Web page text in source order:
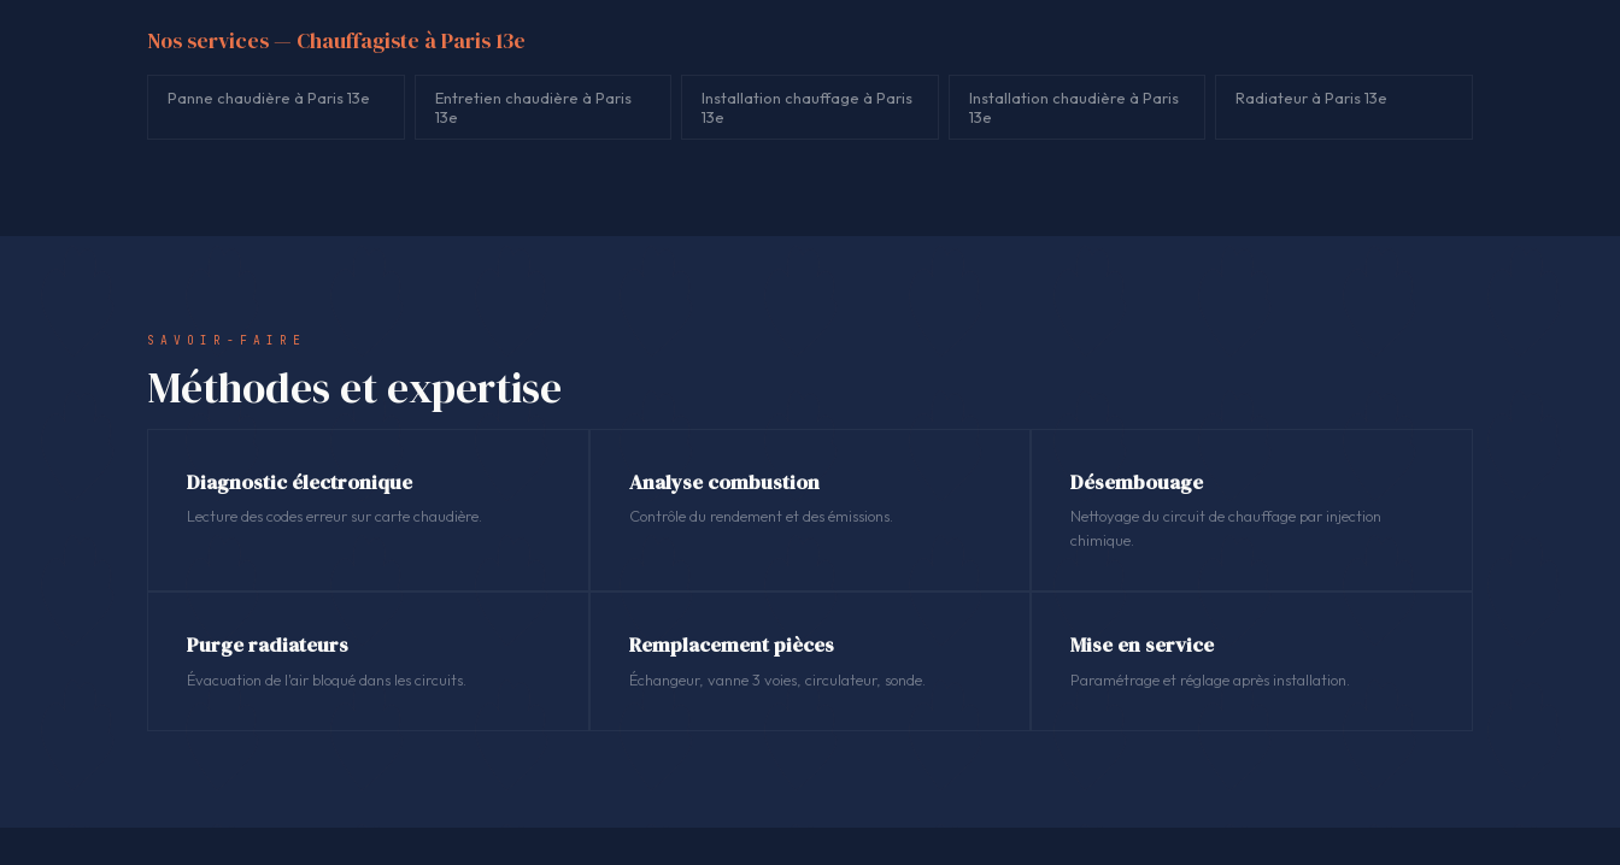
Nos services — Chauffagiste à Paris 13e
Panne chaudière à Paris 13e
Entretien chaudière à Paris
13e
Installation chauffage à Paris
13e
Installation chaudière à Paris
13e
Radiateur à Paris 13e
SAVOIR-FAIRE
Méthodes et expertise
Diagnostic électronique
Lecture des codes erreur sur carte chaudière.
Analyse combustion
Contrôle du rendement et des émissions.
Désembouage
Nettoyage du circuit de chauffage par injection
chimique.
Purge radiateurs
Évacuation de l'air bloqué dans les circuits.
Remplacement pièces
Échangeur, vanne 3 voies, circulateur, sonde.
Mise en service
Paramétrage et réglage après installation.